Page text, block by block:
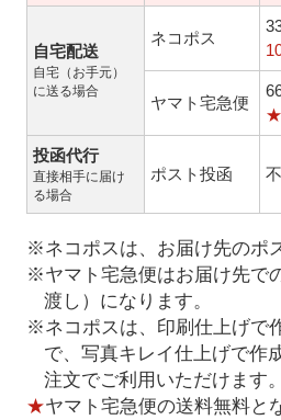
自宅配送
自宅（お手元）
に送る場合
ネコポス
ヤマト宅急便
★
投函代行
直接相手に届け
る場合
ポスト投函
※ネコポスは、お届け先のポ
※ヤマト宅急便はお届け先で
渡し）になります。
※ネコポスは、印刷仕上げで
で、写真キレイ仕上げで作
注文でご利用いただけます。
★ヤマト宅急便の送料無料と